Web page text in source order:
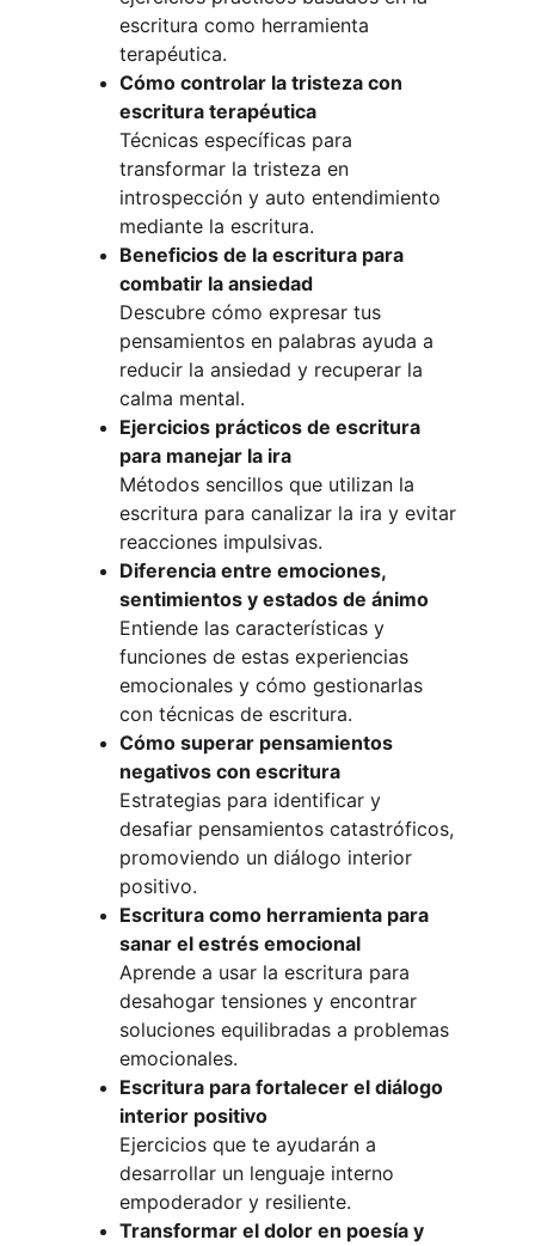
escritura como herramienta
terapéutica.
Cómo controlar la tristeza con
escritura terapéutica
Técnicas específicas para
transformar la tristeza en
introspección y auto entendimiento
mediante la escritura.
Beneficios de la escritura para
combatir la ansiedad
Descubre cómo expresar tus
pensamientos en palabras ayuda a
reducir la ansiedad y recuperar la
calma mental.
Ejercicios prácticos de escritura
para manejar la ira
Métodos sencillos que utilizan la
escritura para canalizar la ira y evitar
reacciones impulsivas.
Diferencia entre emociones,
sentimientos y estados de ánimo
Entiende las características y
funciones de estas experiencias
emocionales y cómo gestionarlas
con técnicas de escritura.
Cómo superar pensamientos
negativos con escritura
Estrategias para identificar y
desafiar pensamientos catastróficos,
promoviendo un diálogo interior
positivo.
Escritura como herramienta para
sanar el estrés emocional
Aprende a usar la escritura para
desahogar tensiones y encontrar
soluciones equilibradas a problemas
emocionales.
Escritura para fortalecer el diálogo
interior positivo
Ejercicios que te ayudarán a
desarrollar un lenguaje interno
empoderador y resiliente.
Transformar el dolor en poesía y